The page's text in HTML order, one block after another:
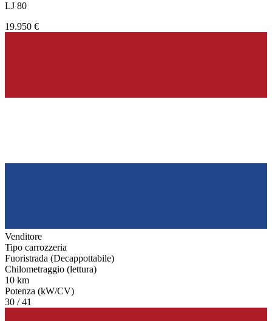
LJ 80
19.950 €
Venditore
Tipo carrozzeria
Fuoristrada (Decappottabile)
Chilometraggio (lettura)
10 km
Potenza (kW/CV)
30 / 41